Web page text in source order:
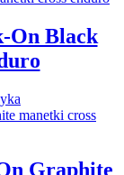
On Black
Graphite